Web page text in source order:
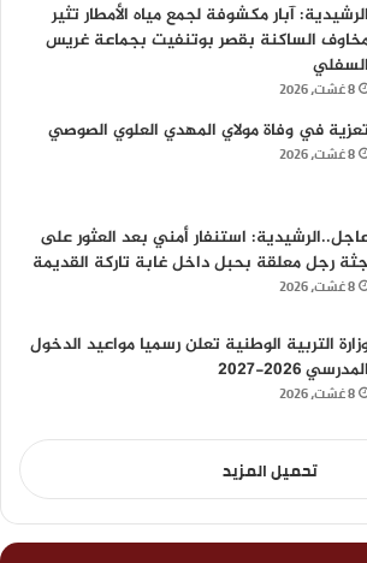
الرشيدية: آبار مكشوفة لجمع مياه الأمطار تثير
الساكنة بقصر بوتنفيت بجماعة غريس
السفلي
8 غشت، 2026
تعزية في وفاة مولاي المهدي العلوي الصوصي
8 غشت، 2026
استنفار أمني بعد العثور على
جثة رجل معلقة بحبل داخل غابة تاركة القديمة
8 غشت، 2026
التربية الوطنية تعلن رسميا مواعيد الدخول
المدرسي 2026-2027
8 غشت، 2026
تحميل المزيد